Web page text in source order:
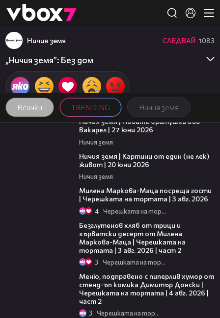
👾
Всички TRENDING Ничия земя
Ничия земя СЛЕДВАЙ 1083
„Ничия земя”: Без дом
47:07
Ничия земя | Новите братушки във
Вакарел | 27 юни 2026
Ничия земя
Ничия земя | Картини от един (не лек)
живот | 20 юни 2026
Ничия земя
Милена Маркова-Маца посреща гости
| Черешката на тортата | 3 авг. 2026
4 Черешката на тортата
Безглутенов хляб от трици и
хърватски десерт от Милена
Маркова-Маца | Черешката на
тортата | 3 авг. 2026 | част 2
3 Черешката на тортата
Меню, подправено с пиперлив хумор от
стенд-ъп комика Димитър Донски |
Черешката на тортата | 4 авг. 2026 |
част 2
3 Черешката на тортата